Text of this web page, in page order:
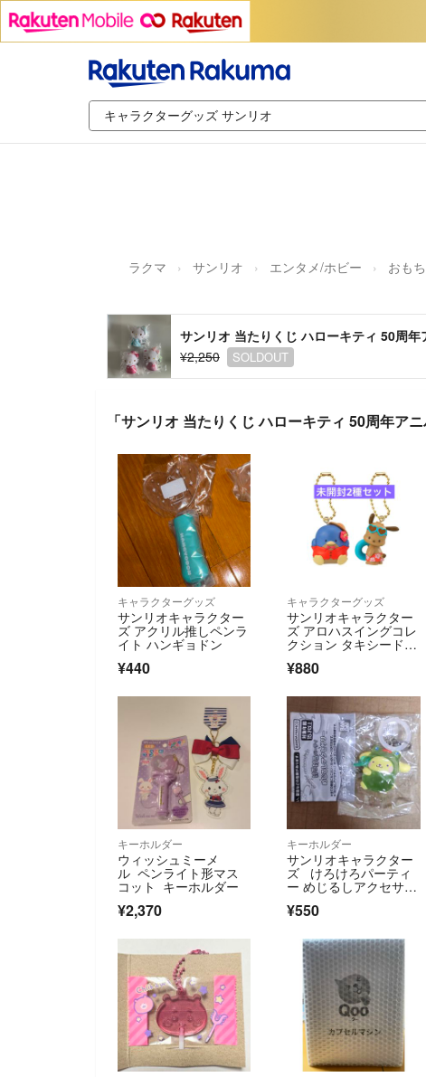
ラクマ サンリオ エンタメ/ホビー おも
サンリオ 当たりくじ ハローキティ 50周
¥2,250
SOLDOUT
「サンリオ 当たりくじ ハローキティ 50周年ア
キャラクターグッズ
サンリオキャラクター
ズ アクリル推しペンラ
イト ハンギョドン
¥440
キャラクターグッズ
サンリオキャラクター
ズ アロハスイングコレ
クション タキシードサ
ム ポチャッコ ガチャ
ガチャ カプセルト
¥880
キーホルダー
ウィッシュミーメ
ル ペンライト形マス
コット キーホルダー
¥2,370
キーホルダー
サンリオキャラクター
ズ けろけろパーティ
ー めじるしアクセサリ
¥550